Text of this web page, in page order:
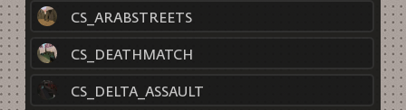
CS_ARABSTREETS
CS_DEATHMATCH
CS_DELTA_ASSAULT